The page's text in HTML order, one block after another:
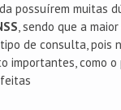
possuírem muitas
, sendo que a
de consulta, pois
importantes, como